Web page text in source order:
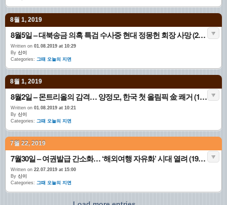
8월 1, 2019
8월5일 – 대북송금 의혹 특검 수사중 현대 정몽헌 회장 사망 (2003.08.05. 1면 국내)
Written on 01.08.2019 at 10:29
By 신이
Categories: 그때 오늘의 지면
8월 1, 2019
8월2일 – 몬트리올의 감격… 양정모, 한국 첫 올림픽 金 쾌거 (1976.08.02. 1면)
Written on 01.08.2019 at 10:21
By 신이
Categories: 그때 오늘의 지면
7월 22, 2019
7월30일 – 여권발급 간소화… ‘해외여행 자유화’ 시대 열려 (1981.07.30. 1면)
Written on 22.07.2019 at 15:00
By 신이
Categories: 그때 오늘의 지면